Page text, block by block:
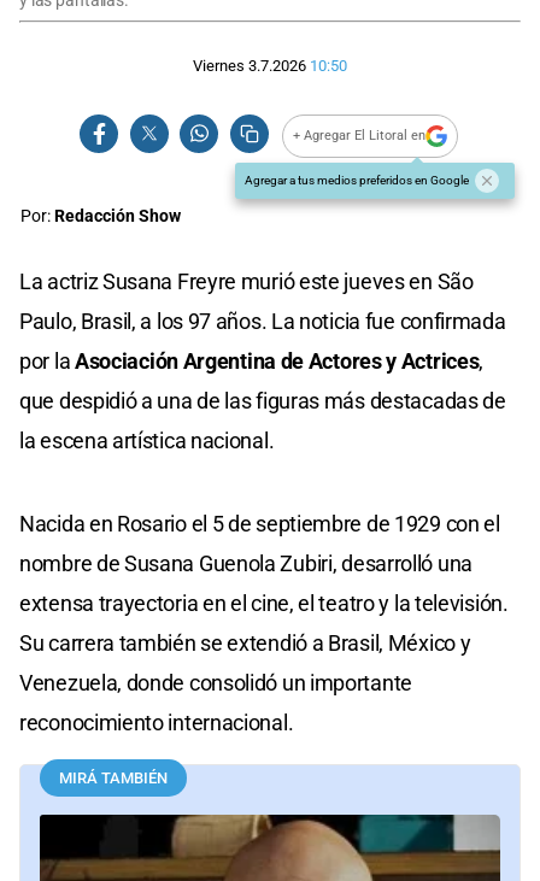
Viernes 3.7.2026 10:50
+ Agregar El Litoral en
Agregar a tus medios preferidos en Google
Por:Redacción Show
La actriz Susana Freyre murió este jueves en São
Paulo, Brasil, a los 97 años. La noticia fue confirmada
por laAsociación Argentina de Actores y Actrices,
que despidió a una de las figuras más destacadas de
la escena artística nacional.
Nacida en Rosario el 5 de septiembre de 1929 con el
nombre de Susana Guenola Zubiri, desarrolló una
extensa trayectoria en el cine, el teatro y la televisión.
Su carrera también se extendió a Brasil, México y
Venezuela, donde consolidó un importante
reconocimiento internacional.
MIRÁ TAMBIÉN